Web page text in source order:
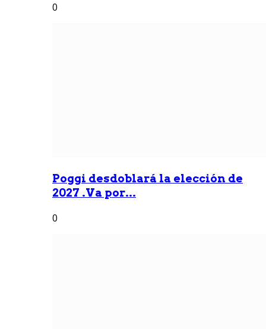
0
Poggi desdoblará la elección de
2027 .Va por...
0